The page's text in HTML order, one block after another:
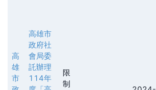
高
雄
市
高雄市
政府社
會局委
託辦理
114年
限
制